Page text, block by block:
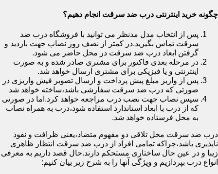
چگونه خرید اینترنتی درب ضد سرقت انجام دهیم؟
پس از انتخاب مدل مدنظر می توانید با فروشگاه درب ضد
سرقت تماس بگیرید.در کمتر از نصف روز نصاب جهت بازدید و
گرفتن ابعاد درب ضد سرقت در محل حاضر می شود.
در مرحله بعدی فاکتور برای مشتری صادر شده و به صورت
اینترنتی و یا فیزیکی برای مشتری ارسال خواهد شد.
پس از واریز مبلغ پیش پرداخت و ارسال تصویر فیش واریزی در
صورتی که درب ضد سرقت سفارشی باشد،ساخته خواهد شد
سپس نصاب جهت نصب درب مراجعه خواهد کرد.اما در صورتی
که از درب با ابعاد استاندارد استفاده شود،درب به همراه نصاب
به محل فرستاده خواهد شد.
درب ضد سرقت محل تلاقی دو مفهوم متضاد،یعنی ظرافت و نفوذ
ناپذیری باشد،چراکه تمامی افراد از درب ضد سرقت انتظار ظاهری
زیبا و در عین حال ساختاری مستحکم دارند.حال قصد داریم به معرفی
انواع درب بپردازیم و ویژگی آنها را به شرح زیر بیان کنیم: